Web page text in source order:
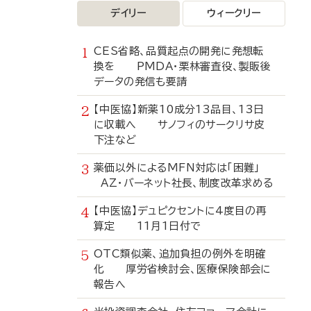
デイリー ウィークリー
CES省略、品質起点の開発に発想転
換を PMDA・栗林審査役、製販後
データの発信も要請
【中医協】新薬10成分13品目、13日
に収載へ サノフィのサークリサ皮
下注など
薬価以外によるMFN対応は「困難」
AZ・バーネット社長、制度改革求める
【中医協】デュピクセントに4度目の再
算定 11月1日付で
OTC類似薬、追加負担の例外を明確
化 厚労省検討会、医療保険部会に
報告へ